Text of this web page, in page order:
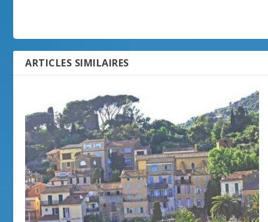
ARTICLES SIMILAIRES